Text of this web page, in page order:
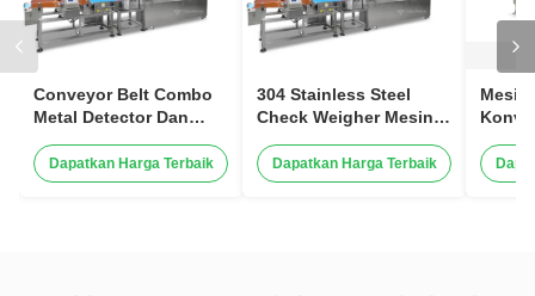
Conveyor Belt Combo
Metal Detector Dan
Pengolahan Makanan
Industri Plastik Tekstil
Dapatkan Harga Terbaik
304 Stainless Steel
Check Weigher Mesin
Detektor Logam Mesin
Skala Berat
Dapatkan Harga Terbaik
Mesin